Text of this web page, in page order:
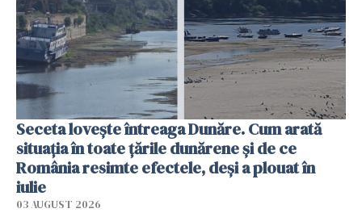
Seceta lovește întreaga Dunăre. Cum arată
situația în toate țările dunărene și de ce
România resimte efectele, deși a plouat în
iulie
03 AUGUST 2026